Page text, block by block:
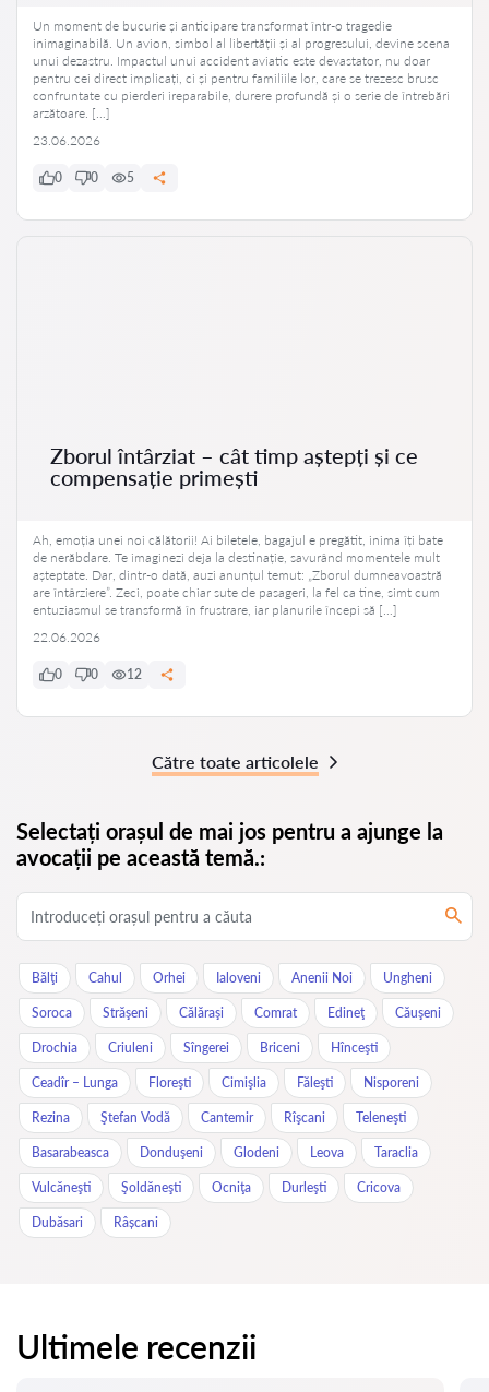
Un moment de bucurie și anticipare transformat într-o tragedie
inimaginabilă. Un avion, simbol al libertății și al progresului, devine scena
unui dezastru. Impactul unui accident aviatic este devastator, nu doar
pentru cei direct implicați, ci și pentru familiile lor, care se trezesc brusc
confruntate cu pierderi ireparabile, durere profundă și o serie de întrebări
arzătoare. […]
23.06.2026
0 0 5
Zborul întârziat – cât timp aștepți și ce
compensație primești
Ah, emoția unei noi călătorii! Ai biletele, bagajul e pregătit, inima îți bate
de nerăbdare. Te imaginezi deja la destinație, savurând momentele mult
așteptate. Dar, dintr-o dată, auzi anunțul temut: „Zborul dumneavoastră
are întârziere”. Zeci, poate chiar sute de pasageri, la fel ca tine, simt cum
entuziasmul se transformă în frustrare, iar planurile începi să […]
22.06.2026
0 0 12
Către toate articolele
Selectați orașul de mai jos pentru a ajunge la
avocații pe această temă.:
Bălţi Cahul Orhei Ialoveni Anenii Noi Ungheni
Soroca Străşeni Călăraşi Comrat Edineţ Căuşeni
Drochia Criuleni Sîngerei Briceni Hînceşti
Ceadîr – Lunga Floreşti Cimişlia Făleşti Nisporeni
Rezina Ştefan Vodă Cantemir Rîşcani Teleneşti
Basarabeasca Donduşeni Glodeni Leova Taraclia
Vulcăneşti Şoldăneşti Ocniţa Durleşti Cricova
Dubăsari Râșcani
Ultimele recenzii